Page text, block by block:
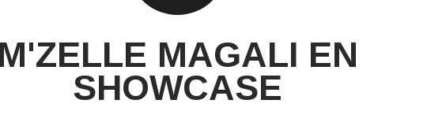
MAGALI EN
SHOWCASE